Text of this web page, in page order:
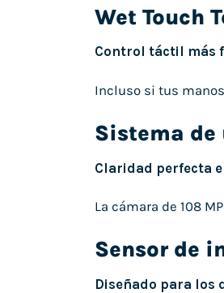
Wet Touch
Control táctil más
Incluso si tus
Sistema de
Claridad perfecta
La cámara de 108
Sensor de
Diseñado para los